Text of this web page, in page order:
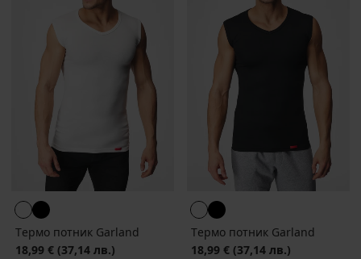
Tермо потник Garland
18,99 € (37,14 лв.)
Tермо потник Garland
18,99 € (37,14 лв.)